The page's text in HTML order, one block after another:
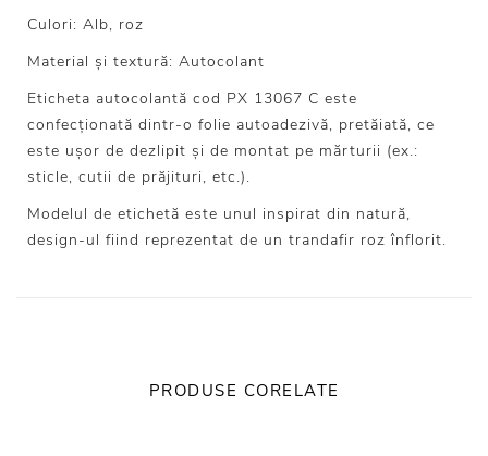
Culori: Alb, roz
Material și textură: Autocolant
Eticheta autocolantă cod PX 13067 C este
confecționată dintr-o folie autoadezivă, pretăiată, ce
este ușor de dezlipit și de montat pe mărturii (ex.:
sticle, cutii de prăjituri, etc.).
Modelul de etichetă este unul inspirat din natură,
design-ul fiind reprezentat de un trandafir roz înflorit.
PRODUSE CORELATE